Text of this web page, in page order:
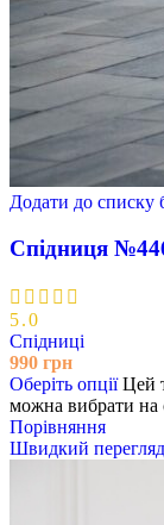
Додати до списку
Спідниця
5.0
Спідниці
990 грн
Оберіть опції Цей
можна вибрати на
Порівняння
Швидкий перегляд